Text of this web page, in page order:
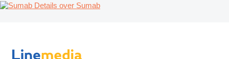
Details over Sumab